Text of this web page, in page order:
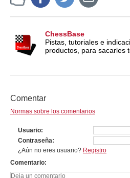
ChessBase
Pistas, tutoriales e
productos, para sacarles
Comentar
Normas sobre los comentarios
Usuario
Contraseña
¿Aún no eres usuario? Registro
Comentario